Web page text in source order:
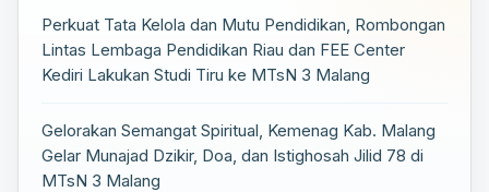
Perkuat Tata Kelola dan Mutu Pendidikan, Rombongan
Lintas Lembaga Pendidikan Riau dan FEE Center
Kediri Lakukan Studi Tiru ke MTsN 3 Malang
Gelorakan Semangat Spiritual, Kemenag Kab. Malang
Gelar Munajad Dzikir, Doa, dan Istighosah Jilid 78 di
MTsN 3 Malang